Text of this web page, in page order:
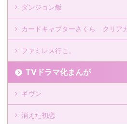
ダンジョン飯
カードキャプターさくら クリア
ファミレス行こ。
TVドラマ化まんが
ギヴン
消えた初恋